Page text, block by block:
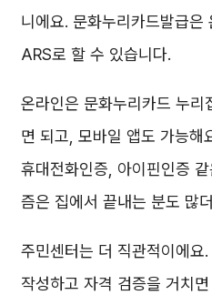
니에요. 문화누리카드발급
ARS로 할 수 있습니다.
온라인은 문화누리카드 누
면 되고, 모바일 앱도 가능해
휴대전화인증, 아이핀인증
즘은 집에서 끝내는 분도 많
주민센터는 더 직관적이에요
작성하고 자격 검증을 거치